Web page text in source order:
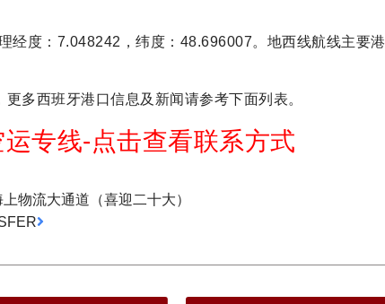
经度：7.048242，纬度：48.696007。地西线航线主要港
多西班牙港口信息及新闻请参考下面列表。
专线-点击查看联系方式
物流大通道（喜迎二十大）